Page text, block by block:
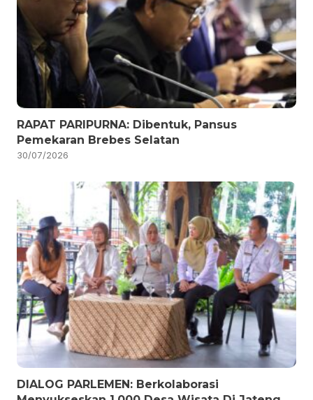
RAPAT PARIPURNA: Dibentuk, Pansus
Pemekaran Brebes Selatan
30/07/2026
DIALOG PARLEMEN: Berkolaborasi